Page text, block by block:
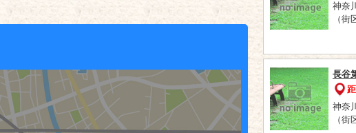
神奈
（街
長谷
神奈
（街